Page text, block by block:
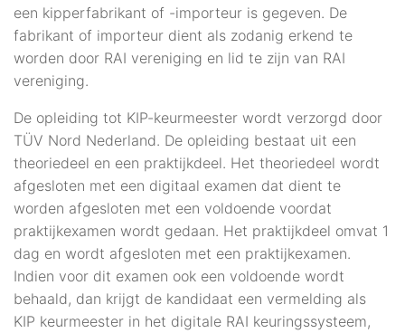
een kipperfabrikant of -importeur is gegeven. De
fabrikant of importeur dient als zodanig erkend te
worden door RAI vereniging en lid te zijn van RAI
vereniging.
De opleiding tot KIP-keurmeester wordt verzorgd door
TÜV Nord Nederland. De opleiding bestaat uit een
theoriedeel en een praktijkdeel. Het theoriedeel wordt
afgesloten met een digitaal examen dat dient te
worden afgesloten met een voldoende voordat
praktijkexamen wordt gedaan. Het praktijkdeel omvat 1
dag en wordt afgesloten met een praktijkexamen.
Indien voor dit examen ook een voldoende wordt
behaald, dan krijgt de kandidaat een vermelding als
KIP keurmeester in het digitale RAI keuringssysteem,